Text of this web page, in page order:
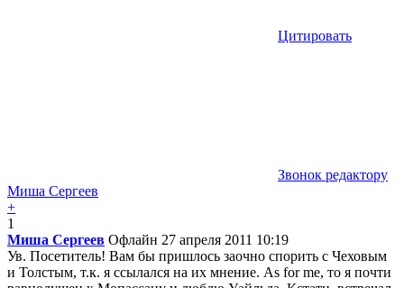
Цитировать
Звонок редактору
Миша Сергеев
+
1
Миша Сергеев Офлайн 27 апреля 2011 10:19
Ув. Посетитель! Вам бы пришлось заочно спорить с Чеховым
и Толстым, т.к. я ссылался на их мнение. As for me, то я почти